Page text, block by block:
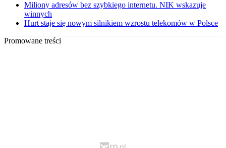
Miliony adresów bez szybkiego internetu. NIK wskazuje
winnych
Hurt staje się nowym silnikiem wzrostu telekomów w Polsce
Promowane treści